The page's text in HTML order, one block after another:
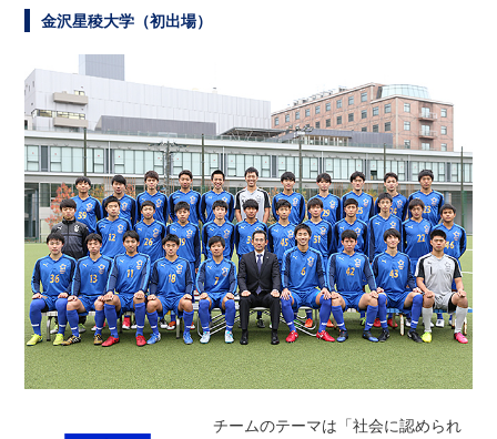
金沢星稜大学（初出場）
チームのテーマは「社会に認められ